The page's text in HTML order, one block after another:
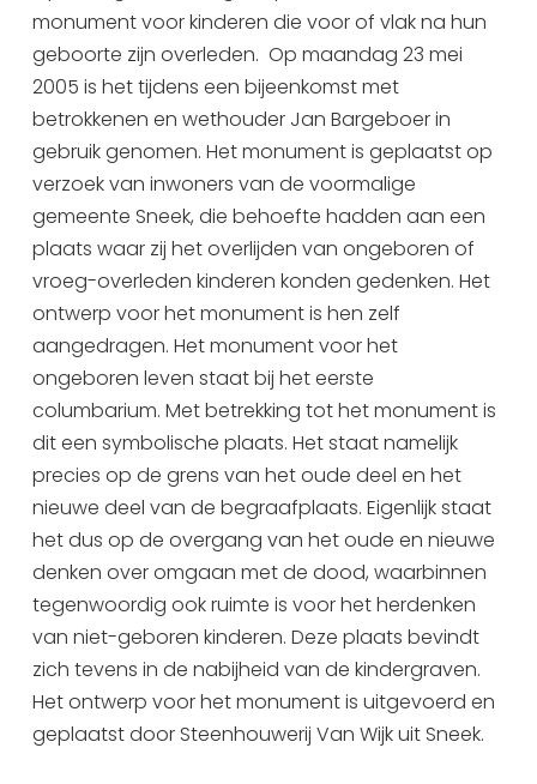
monument voor kinderen die voor of vlak na hun
geboorte zijn overleden. Op maandag 23 mei
2005 is het tijdens een bijeenkomst met
betrokkenen en wethouder Jan Bargeboer in
gebruik genomen. Het monument is geplaatst op
verzoek van inwoners van de voormalige
gemeente Sneek, die behoefte hadden aan een
plaats waar zij het overlijden van ongeboren of
vroeg-overleden kinderen konden gedenken. Het
ontwerp voor het monument is hen zelf
aangedragen. Het monument voor het
ongeboren leven staat bij het eerste
columbarium. Met betrekking tot het monument is
dit een symbolische plaats. Het staat namelijk
precies op de grens van het oude deel en het
nieuwe deel van de begraafplaats. Eigenlijk staat
het dus op de overgang van het oude en nieuwe
denken over omgaan met de dood, waarbinnen
tegenwoordig ook ruimte is voor het herdenken
van niet-geboren kinderen. Deze plaats bevindt
zich tevens in de nabijheid van de kindergraven.
Het ontwerp voor het monument is uitgevoerd en
geplaatst door Steenhouwerij Van Wijk uit Sneek.